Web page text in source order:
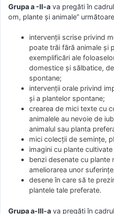
Grupa a -II-a va pregăti în
om, plante şi animale”
intervenţii scrise privind
poate trăi fără animale şi
exemplificări ale
domestice şi sălbatice,
spontane;
intervenţii orale privind
şi a plantelor spontane;
crearea de mici texte cu
animalele au nevoie de
animalul sau planta
mici colecţii de seminţe,
imagini cu plante
benzi desenate cu plante
ameliorarea unor
desene în care să te
plantele tale preferate.
Grupa a-III-a va pregăti în